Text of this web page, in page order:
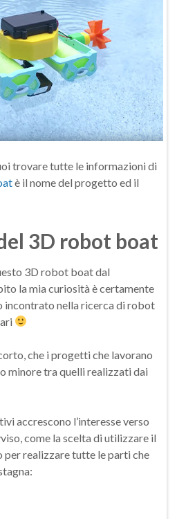
trovare tutte le informazioni di
è il nome del progetto ed il
3D robot boat
3D robot boat dal
la mia curiosità è certamente
incontrato nella ricerca di robot
che i progetti che lavorano
minore tra quelli realizzati dai
accrescono l’interesse verso
come la scelta di utilizzare il
per realizzare tutte le parti che